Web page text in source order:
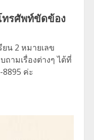
ทรศัพท์ขัดข้อง
น 2 หมายเลข
ามเรื่องต่างๆ ได้ที่
ค่ะ